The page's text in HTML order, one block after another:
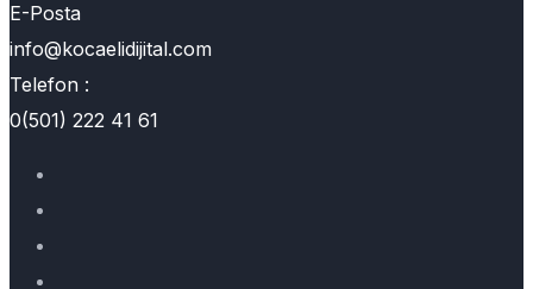
E-Posta
info@kocaelidijital.com
Telefon :
0(501) 222 41 61